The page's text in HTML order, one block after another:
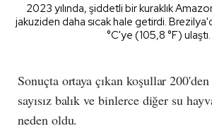
2023 yılında, şiddetli bir kuraklık
jakuziden daha sıcak hale getirdi.
°C'ye (105,8 °F) ulaştı.
Sonuçta ortaya çıkan koşullar
sayısız balık ve binlerce diğer su
neden oldu.